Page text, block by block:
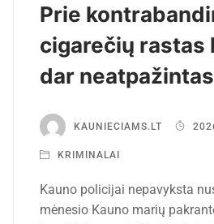
Prie
cigarečių rastas
dar neatpažintas
KAUNIECIAMS.LT
KRIMINALAI
Kauno policijai nepavyksta
mėnesio Kauno marių